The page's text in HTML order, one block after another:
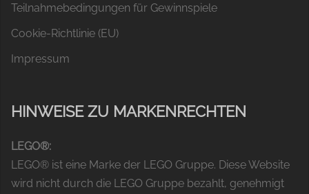
Teilnahmebedingungen für Gewinnspiele
Cookie-Richtlinie (EU)
Impressum
HINWEISE ZU MARKENRECHTEN
LEGO®:
LEGO® ist eine Marke der LEGO Gruppe. Diese Website
wird nicht durch die LEGO Gruppe bezahlt, genehmigt